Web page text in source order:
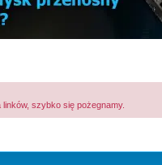
szybko się pożegnamy.